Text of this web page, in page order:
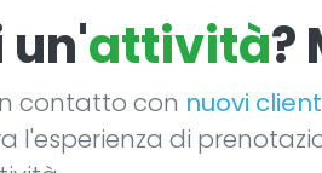
un'attività?
contatto con nuovi
l'esperienza di